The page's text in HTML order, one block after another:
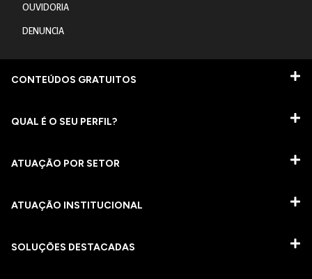
OUVIDORIA
DENUNCIA
CONTEÚDOS GRATUITOS
QUAL É O SEU PERFIL?
ATUAÇÃO POR SETOR
ATUAÇÃO INSTITUCIONAL
SOLUÇÕES DESTACADAS